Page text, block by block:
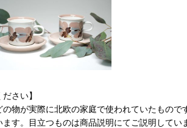
さい】
物が実際に北欧の家庭で使われていたもの
す。目立つものは商品説明にてご説明して